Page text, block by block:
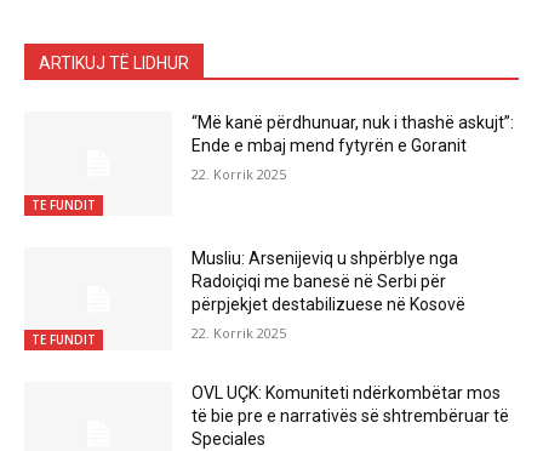
ARTIKUJ TË LIDHUR
TE FUNDIT
“Më kanë përdhunuar, nuk i thashë askujt”:
Ende e mbaj mend fytyrën e Goranit
22. Korrik 2025
TE FUNDIT
Musliu: Arsenijeviq u shpërblye nga
Radoiçiqi me banesë në Serbi për
përpjekjet destabilizuese në Kosovë
22. Korrik 2025
OVL UÇK: Komuniteti ndërkombëtar mos
të bie pre e narrativës së shtrembëruar të
Speciales